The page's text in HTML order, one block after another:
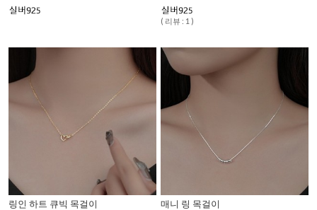
( 리뷰 : 1 )
링인 하트 큐빅 목걸이 매니 링 목걸이